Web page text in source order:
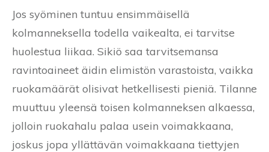
Jos syöminen tuntuu ensimmäisellä
kolmanneksella todella vaikealta, ei tarvitse
huolestua liikaa. Sikiö saa tarvitsemansa
ravintoaineet äidin elimistön varastoista, vaikka
ruokamäärät olisivat hetkellisesti pieniä. Tilanne
muuttuu yleensä toisen kolmanneksen alkaessa,
jolloin ruokahalu palaa usein voimakkaana,
joskus jopa yllättävän voimakkaana tiettyjen